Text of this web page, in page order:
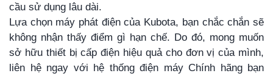
cầu sử dụng lâu dài.
Lựa chọn máy phát điện của Kubota, bạn chắc chắn sẽ
không nhận thấy điểm gì hạn chế. Do đó, mong muốn
sở hữu thiết bị cấp điện hiệu quả cho đơn vị của mình,
liên hệ ngay với hệ thống điện máy Chính hãng bạn